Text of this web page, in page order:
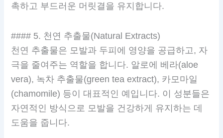
촉하고 부드러운 머릿결을 유지합니다.
#### 5. 천연 추출물(Natural Extracts)
천연 추출물은 모발과 두피에 영양을 공급하고, 자
극을 줄여주는 역할을 합니다. 알로에 베라(aloe
vera), 녹차 추출물(green tea extract), 카모마일
(chamomile) 등이 대표적인 예입니다. 이 성분들은
자연적인 방식으로 모발을 건강하게 유지하는 데
도움을 줍니다.